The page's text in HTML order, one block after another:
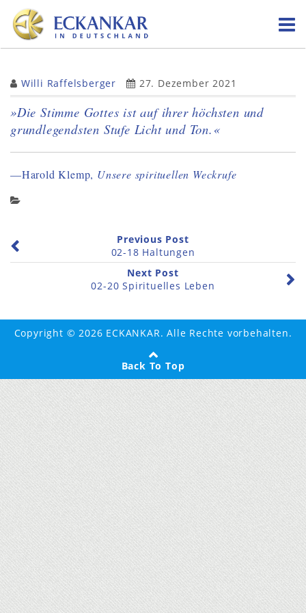
Skip
content
Willi Raffelsberger 27. Dezember 2021
»Die Stimme Gottes ist auf ihrer höchsten und
grundlegendsten Stufe Licht und Ton.«
—Harold Klemp, Unsere spirituellen Weckrufe
Previous Post
02-18 Haltungen
Next Post
02-20 Spirituelles Leben
Copyright © 2026 ECKANKAR. Alle Rechte vorbehalten.
Back To Top